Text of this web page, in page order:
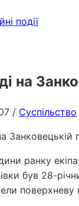
події
на
/ Суспільство
ранку
був 28-